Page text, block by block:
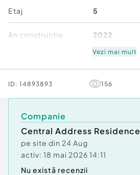
Etaj 5
An constructie 2022
Comfort 1
Vezi mai mult
ID: 14893893 156
Companie
Central Address Residence
pe site din 24 Aug
activ: 18 mai 2026 14:11
Nu există recenzii